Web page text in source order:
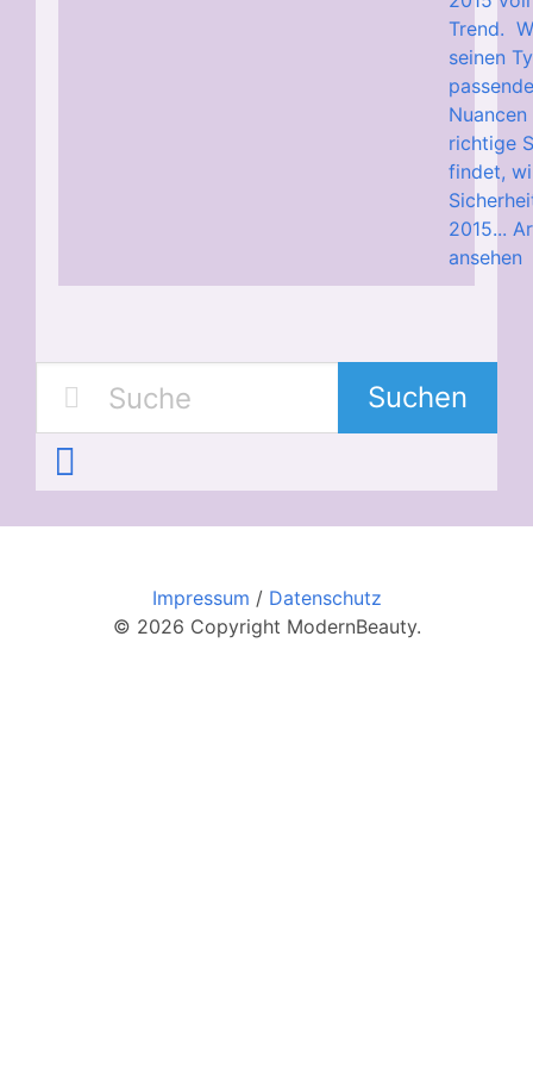
Trend.
seinen
richtige
findet,
2015...
ansehen
Suchen
Impressum / Datenschutz
© 2026 Copyright ModernBeauty.